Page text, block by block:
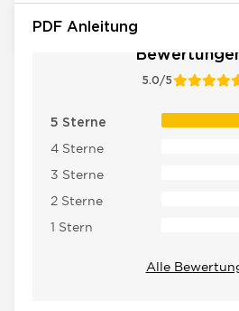
PDF Anleitung
5.0/5
5 Sterne
4 Sterne
3 Sterne
2 Sterne
1 Stern
Alle